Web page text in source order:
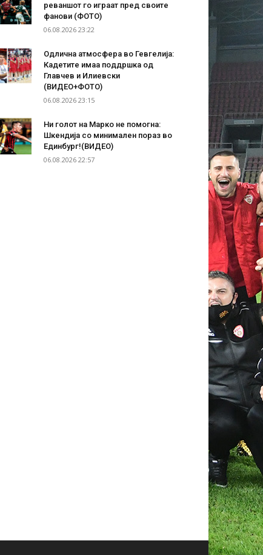
реваншот го играат пред своите
фанови (ФОТО)
06.08.2026 23:22
Одлична атмосфера во Гевгелија:
Кадетите имаа поддршка од
Главчев и Илиевски
(ВИДЕО+ФОТО)
06.08.2026 23:15
Ни голот на Марко не помогна:
Шкендија со минимален пораз во
Единбург!(ВИДЕО)
06.08.2026 22:57